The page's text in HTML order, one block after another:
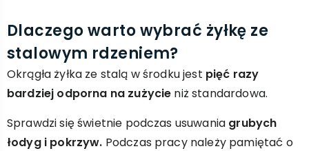
Dlaczego warto wybrać żyłkę ze
stalowym rdzeniem?
Okrągła żyłka ze stalą w środku jest pięć razy
bardziej odporna na zużycie niż standardowa.
Sprawdzi się świetnie podczas usuwania grubych
łodyg i pokrzyw. Podczas pracy należy pamiętać o